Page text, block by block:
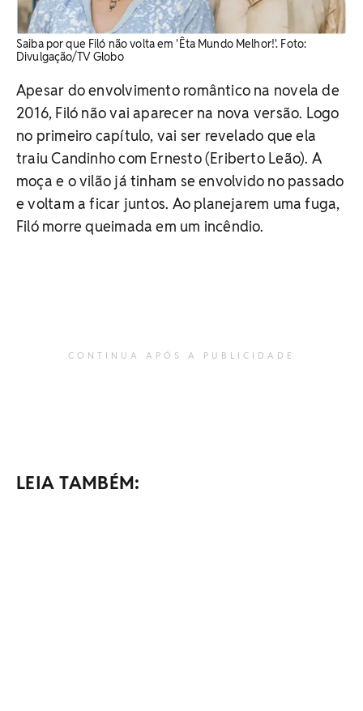
Saiba por que Filó não volta em 'Êta Mundo Melhor!'. ​Foto:
Divulgação/TV Globo
Apesar do envolvimento romântico na novela de
2016, Filó não vai aparecer na nova versão. Logo
no primeiro capítulo, vai ser revelado que ela
traiu Candinho com Ernesto (Eriberto Leão). A
moça e o vilão já tinham se envolvido no passado
e voltam a ficar juntos. Ao planejarem uma fuga,
Filó morre queimada em um incêndio.
CONTINUA APÓS A PUBLICIDADE
LEIA TAMBÉM: